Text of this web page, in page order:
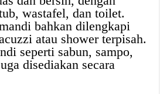
wastafel, dan toilet.
bahkan dilengkapi
atau shower terpisah.
seperti sabun, sampo,
disediakan secara